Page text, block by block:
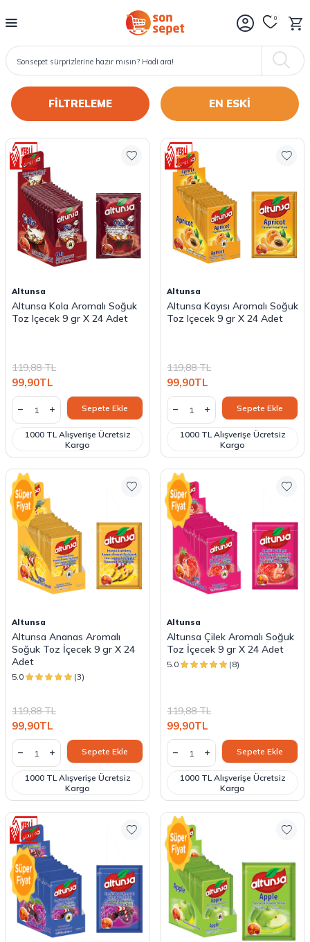
0
FİLTRELEME
Altunsa
Altunsa Kola Aromalı Soğuk
Toz Içecek 9 gr X 24 Adet
119,88TL
99,90TL
Sepete Ekle
1000 TL Alışverişe Ücretsiz
Kargo
Altunsa
Altunsa Kayısı Aromalı Soğuk
Toz Içecek 9 gr X 24 Adet
119,88TL
99,90TL
Sepete Ekle
1000 TL Alışverişe Ücretsiz
Kargo
Altunsa
Altunsa Ananas Aromalı
Soğuk Toz İçecek 9 gr X 24
Adet
5.0 (3)
119,88TL
99,90TL
Sepete Ekle
1000 TL Alışverişe Ücretsiz
Kargo
Altunsa
Altunsa Çilek Aromalı Soğuk
Toz İçecek 9 gr X 24 Adet
5.0 (8)
119,88TL
99,90TL
Sepete Ekle
1000 TL Alışverişe Ücretsiz
Kargo